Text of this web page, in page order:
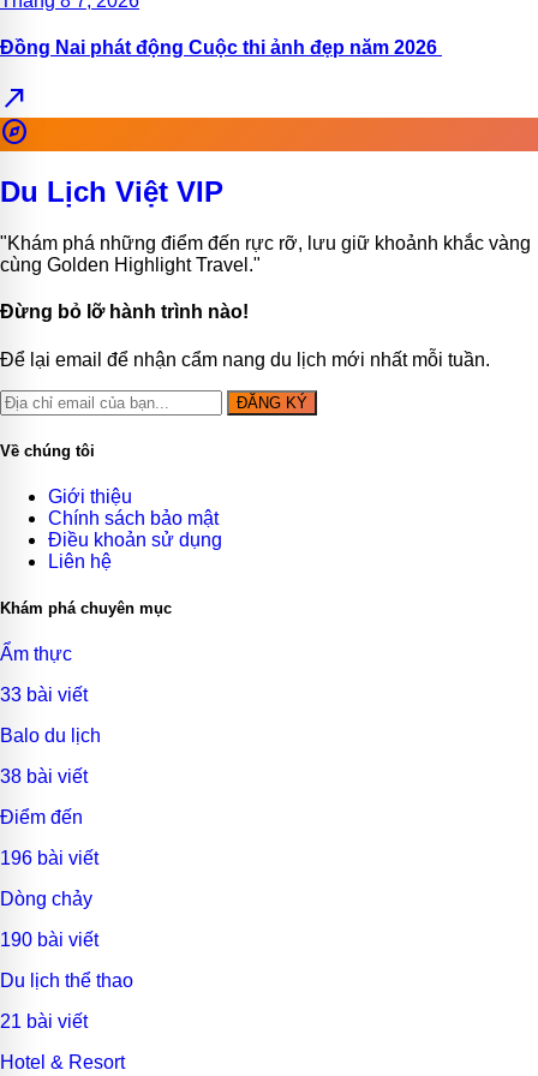
Đồng Nai phát động Cuộc thi ảnh đẹp năm 2026
north_east
explore
Du Lịch Việt VIP
"Khám phá những điểm đến rực rỡ, lưu giữ khoảnh khắc vàng
cùng Golden Highlight Travel."
Đừng bỏ lỡ hành trình nào!
Để lại email để nhận cẩm nang du lịch mới nhất mỗi tuần.
ĐĂNG KÝ
Về chúng tôi
Giới thiệu
Chính sách bảo mật
Điều khoản sử dụng
Liên hệ
Khám phá chuyên mục
Ẩm thực
33 bài viết
Balo du lịch
38 bài viết
Điểm đến
196 bài viết
Dòng chảy
190 bài viết
Du lịch thể thao
21 bài viết
Hotel & Resort